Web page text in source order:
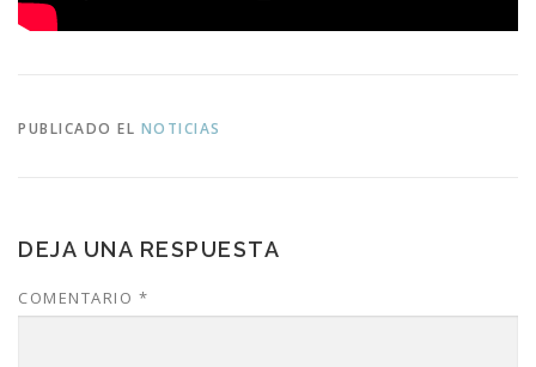
PUBLICADO EL NOTICIAS
DEJA UNA RESPUESTA
COMENTARIO *